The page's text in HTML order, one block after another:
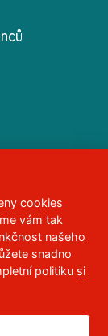
95
036 113
cookies
vám tak
našeho
snadno
politiku si